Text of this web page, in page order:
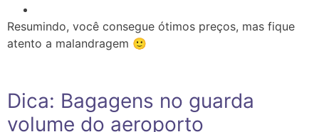
Resumindo, você consegue ótimos preços, mas fique
atento a malandragem 🙂
Dica: Bagagens no guarda
volume do aeroporto